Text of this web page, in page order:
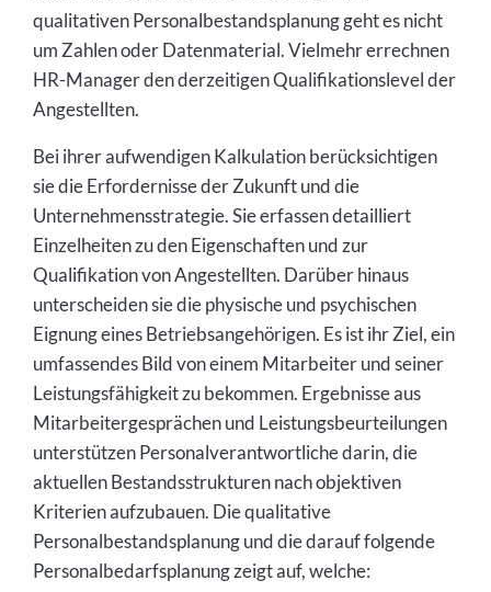
qualitativen Personalbestandsplanung geht es nicht
um Zahlen oder Datenmaterial. Vielmehr errechnen
HR-Manager den derzeitigen Qualifikationslevel der
Angestellten.
Bei ihrer aufwendigen Kalkulation berücksichtigen
sie die Erfordernisse der Zukunft und die
Unternehmensstrategie. Sie erfassen detailliert
Einzelheiten zu den Eigenschaften und zur
Qualifikation von Angestellten. Darüber hinaus
unterscheiden sie die physische und psychischen
Eignung eines Betriebsangehörigen. Es ist ihr Ziel, ein
umfassendes Bild von einem Mitarbeiter und seiner
Leistungsfähigkeit zu bekommen. Ergebnisse aus
Mitarbeitergesprächen und Leistungsbeurteilungen
unterstützen Personalverantwortliche darin, die
aktuellen Bestandsstrukturen nach objektiven
Kriterien aufzubauen. Die qualitative
Personalbestandsplanung und die darauf folgende
Personalbedarfsplanung zeigt auf, welche: